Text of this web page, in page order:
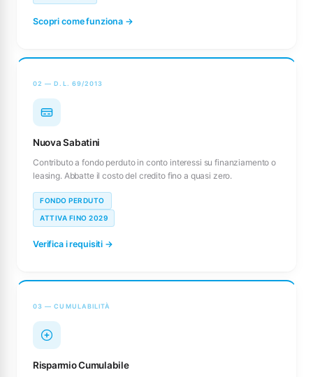
Scopri come funziona →
02 — D.L. 69/2013
Nuova Sabatini
Contributo a fondo perduto in conto interessi su finanziamento o
leasing. Abbatte il costo del credito fino a quasi zero.
FONDO PERDUTO
ATTIVA FINO 2029
Verifica i requisiti →
03 — CUMULABILITÀ
Risparmio Cumulabile